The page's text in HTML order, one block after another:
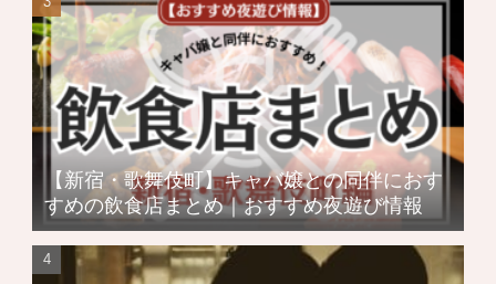
【新宿・歌舞伎町】キャバ嬢との同伴におす
すめの飲食店まとめ｜おすすめ夜遊び情報